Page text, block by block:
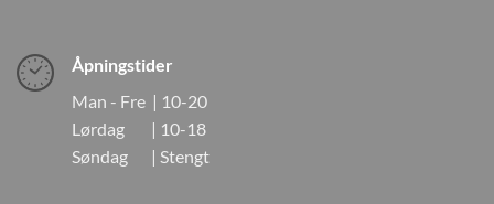
Åpningstider
Man - Fre | 10-20
Lørdag | 10-18
Søndag | Stengt